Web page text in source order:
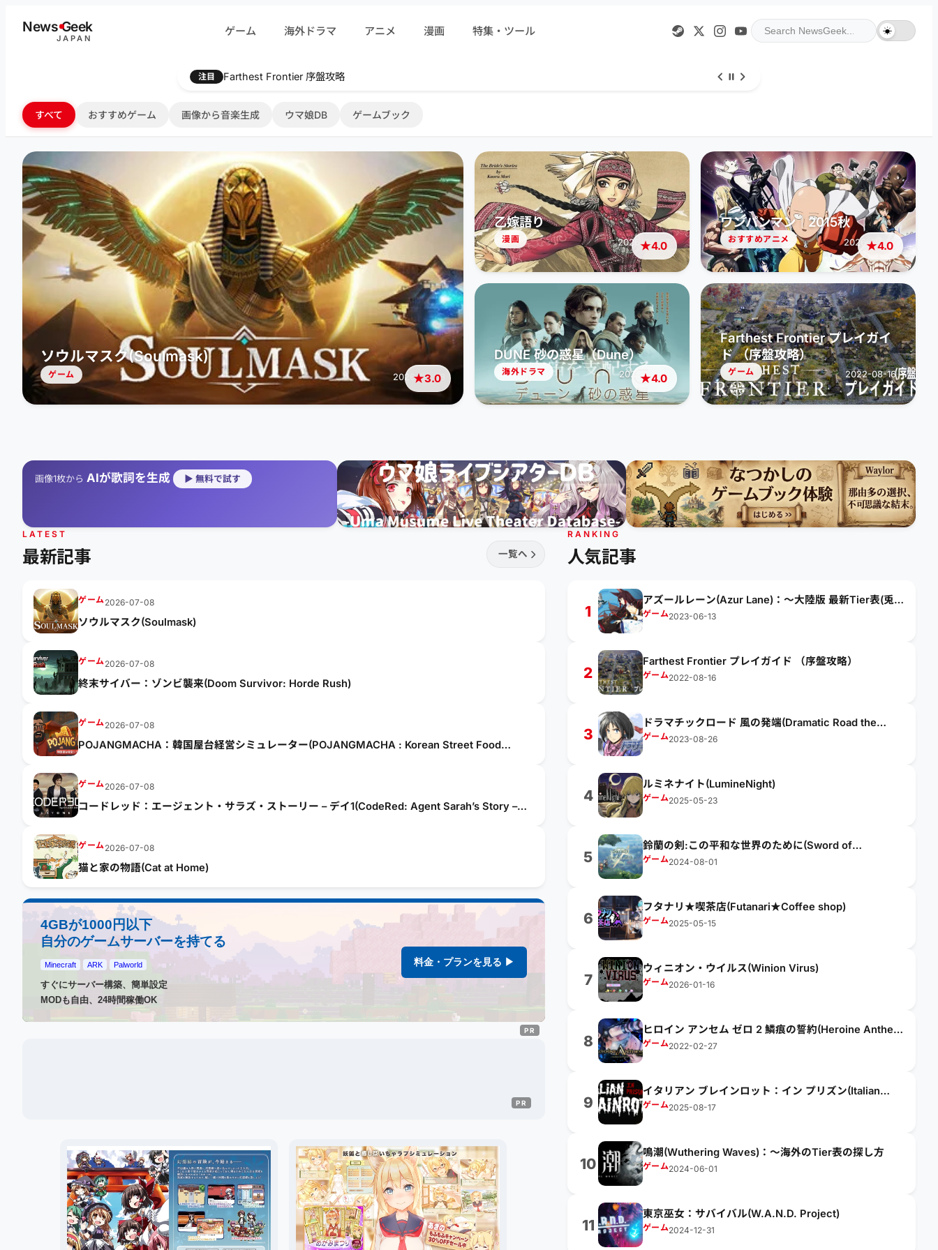
NewsGeek
JAPAN
ゲーム 海外ドラマ アニメ 漫画 特集・ツール ☀︎
注目 Farthest Frontier 序盤攻略
すべて おすすめゲーム 画像から音楽生成 ウマ娘DB ゲームブック
★3.0
ソウルマスク(Soulmask)
ゲーム 2026-07-08
★4.0
乙嫁語り
漫画 2026-04-07 ★4.0
ワンパンマン｜2015秋
おすすめアニメ 2026-04-07
★4.0
DUNE 砂の惑星（Dune）
海外ドラマ 2025-06-16
Farthest Frontier プレイガイ
ド （序盤攻略）
ゲーム 2022-08-16
画像1枚から AIが歌詞を生成 ▶ 無料で試す
LATEST
最新記事 一覧へ
ゲーム2026-07-08
ソウルマスク(Soulmask)
ゲーム2026-07-08
終末サイバー：ゾンビ襲来(Doom Survivor: Horde Rush)
ゲーム2026-07-08
POJANGMACHA：韓国屋台経営シミュレーター(POJANGMACHA : Korean Street Food
ゲーム2026-07-08
コードレッド：エージェント・サラズ・ストーリー – デイ1(CodeRed: Agent Sarah’s Story –
ゲーム2026-07-08
猫と家の物語(Cat at Home)
4GBが1000円以下
自分のゲームサーバーを持てる
Minecraft ARK Palworld
すぐにサーバー構築、簡単設定
MODも自由、24時間稼働OK
料金・プランを見る ▶
RANKING
人気記事
1
アズールレーン(Azur Lane)：～大陸版 最新Tier表(兎老
師120期など)の探し方～
ゲーム2023-06-13
2
Farthest Frontier プレイガイド （序盤攻略）
ゲーム2022-08-16
3
ドラマチックロード 風の発端(Dramatic Road the
origin of wind)
ゲーム2023-08-26
4
ルミネナイト(LumineNight)
ゲーム2025-05-23
5
鈴蘭の剣:この平和な世界のために(Sword of
Convallaria)
ゲーム2024-08-01
6
フタナリ★喫茶店(Futanari★Coffee shop)
ゲーム2025-05-15
7
ウィニオン・ウイルス(Winion Virus)
ゲーム2026-01-16
8
ヒロイン アンセム ゼロ 2 鱗痕の誓約(Heroine Anthem
Zero 2 : Scalescars Oath)
ゲーム2022-02-27
9
イタリアン ブレインロット：イン プリズン(Italian
Brainrot: In Prison)
ゲーム2025-08-17
10
鳴潮(Wuthering Waves)：～海外のTier表の探し方
ゲーム2024-06-01
11
東京巫女：サバイバル(W.A.N.D. Project)
ゲーム2024-12-31